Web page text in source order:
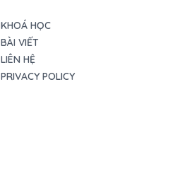
KHOÁ HỌC
BÀI VIẾT
LIÊN HỆ
PRIVACY POLICY